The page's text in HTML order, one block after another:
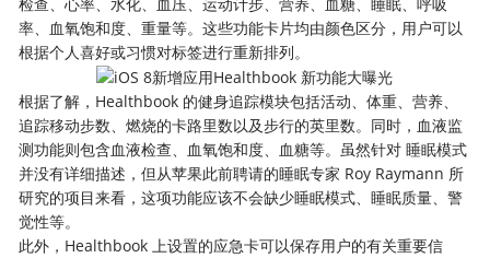
率、血氧饱和度、重量等。这些功能卡片均由颜色区分，用户可以
根据个人喜好或习惯对标签进行重新排列。
根据了解，Healthbook 的健身追踪模块包括活动、体重、营养、
追踪移动步数、燃烧的卡路里数以及步行的英里数。同时，血液监
测功能则包含血液检查、血氧饱和度、血糖等。虽然针对 睡眠模式
并没有详细描述，但从苹果此前聘请的睡眠专家 Roy Raymann 所
研究的项目来看，这项功能应该不会缺少睡眠模式、睡眠质量、警
觉性等。
此外，Healthbook 上设置的应急卡可以保存用户的有关重要信